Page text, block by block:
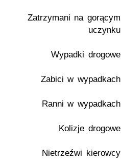
Zatrzymani na gorącym
uczynku
Wypadki drogowe
Zabici w wypadkach
Ranni w wypadkach
Kolizje drogowe
Nietrzeźwi kierowcy